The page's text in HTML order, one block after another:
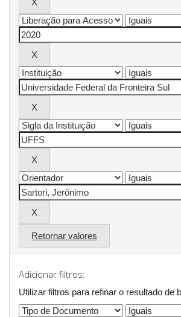
Retornar valores
Adicionar filtros:
Utilizar filtros para refinar o resultado de